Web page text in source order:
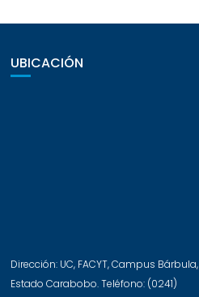
UBICACIÓN
Dirección: UC, FACYT, Campus Bárbula,
Estado Carabobo. Teléfono: (0241)